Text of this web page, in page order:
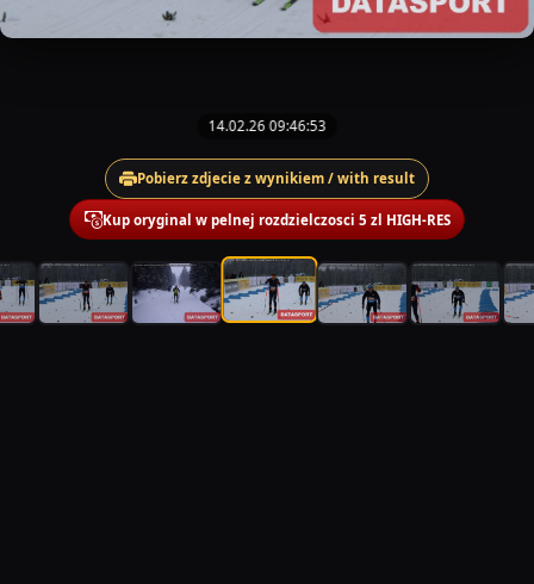
14.02.26 09:46:53
Pobierz zdjecie z wynikiem / with result
Kup oryginal w pelnej rozdzielczosci 5 zl HIGH-RES